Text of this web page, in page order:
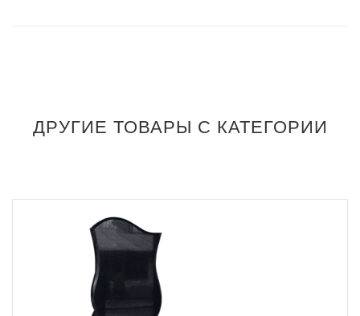
ДРУГИЕ ТОВАРЫ С КАТЕГОРИИ